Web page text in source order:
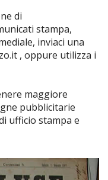
di
stampa,
inviaci una
, oppure utilizza i
maggiore
pubblicitarie
ufficio stampa e